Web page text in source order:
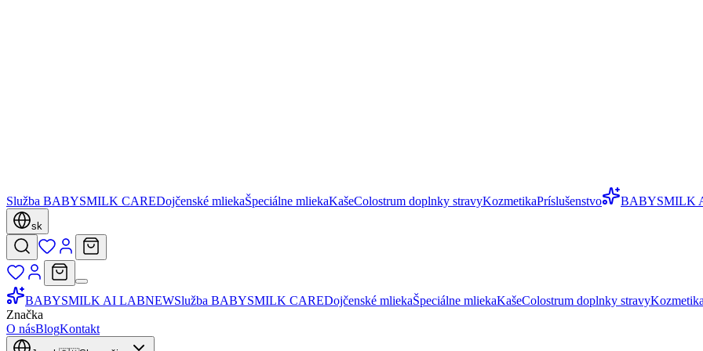
Služba BABYSMILK CAREDojčenské mliekaŠpeciálne mliekaKašeColostrum doplnky stravyKozmetikaPríslušenstvo BABYSMILK
sk
BABYSMILK AI LABNEWSlužba BABYSMILK CAREDojčenské mliekaŠpeciálne mliekaKašeColostrum doplnky stravyKozmetika
Značka
O násBlogKontakt